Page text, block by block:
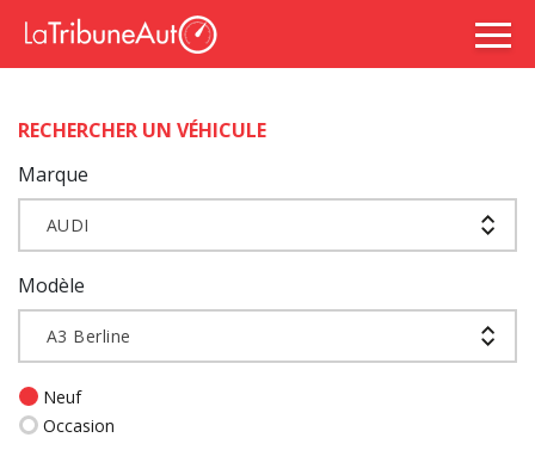
RECHERCHER UN VÉHICULE
Marque
AUDI
Modèle
A3 Berline
Neuf
Occasion